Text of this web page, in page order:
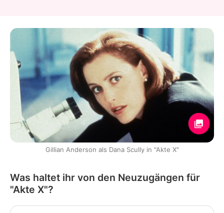
Gillian Anderson als Dana Scully in "Akte X"
Was haltet ihr von den Neuzugängen für
"Akte X"?